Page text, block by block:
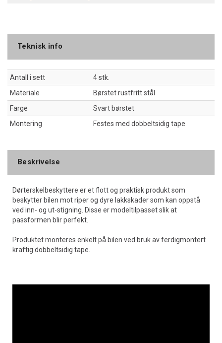
Teknisk info
Antall i sett
4 stk.
Materiale
Børstet rustfritt stål
Farge
Svart børstet
Montering
Festes med dobbeltsidig tape
Beskrivelse
Dørterskelbeskyttere er et flott og praktisk produkt som
beskytter bilen mot riper og dyre lakkskader som kan oppstå
ved inn- og ut-stigning. Disse er modeltilpasset slik at
passformen blir perfekt.
Produktet monteres enkelt på bilen ved bruk av ferdigmontert
kraftig dobbeltsidig tape.